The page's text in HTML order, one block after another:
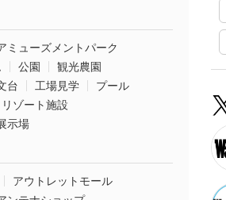
ミューズメントパーク
公園
観光農園
台 工場見学
プール
ゾート施設
示場
アウトレットモール